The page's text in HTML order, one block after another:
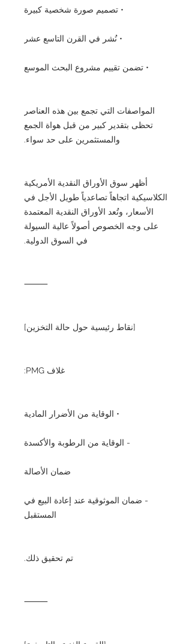
• تصميم صورة شخصية كبيرة
• نُشر في القرن التاسع عشر
• تضمن تقييم مشروع البحث الموسع
المواصفات التي تجمع بين هذه العناصر
تحظى بتقدير كبير من قبل هواة الجمع
والمستثمرين على حد سواء.
أظهر سوق الأوراق النقدية الأمريكية
الكلاسيكية اتجاهاً تصاعدياً طويل الأجل في
الأسعار، وتُعد الأوراق النقدية المعتمدة
على وجه الخصوص أصولاً عالية السيولة
في السوق الدولية.
⸻
[نقاط رئيسية حول حالة التخزين]
غلاف PMG:
• الوقاية من الأضرار المادية
- الوقاية من الرطوبة والأكسدة
ضمان الأصالة
- ضمان الموثوقية عند إعادة البيع في
المستقبل
تم تحقيق ذلك.
⸻